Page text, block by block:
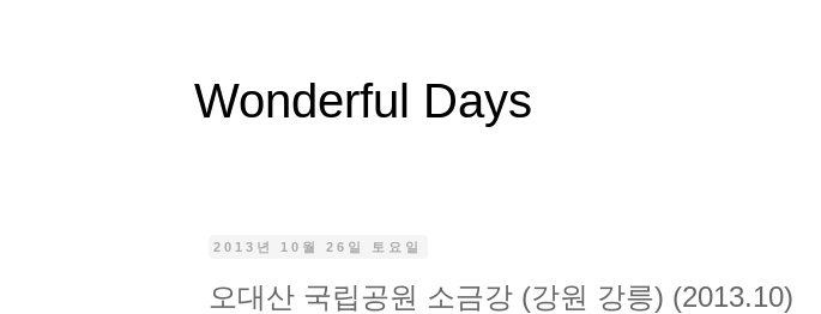
Wonderful Days
2013년 10월 26일 토요일
오대산 국립공원 소금강 (강원 강릉) (2013.10)